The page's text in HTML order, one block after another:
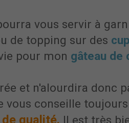
vous servir à
de topping sur des
pour mon gâteau de
et n'alourdira donc
vous conseille
qualité. Il est très